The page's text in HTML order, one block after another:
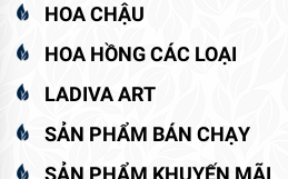
HOA CHẬU
HOA HỒNG CÁC LOẠI
LADIVA ART
SẢN PHẨM BÁN CHẠY
SẢN PHẨM KHUYẾN MÃI